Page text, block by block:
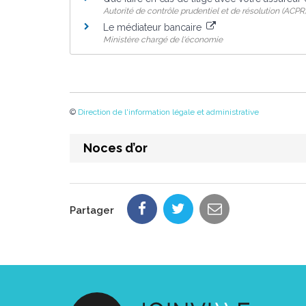
Autorité de contrôle prudentiel et de résolution (ACPR)
Le médiateur bancaire
Ministère chargé de l'économie
© Direction de l'information légale et administrative
Noces d’or
Partager